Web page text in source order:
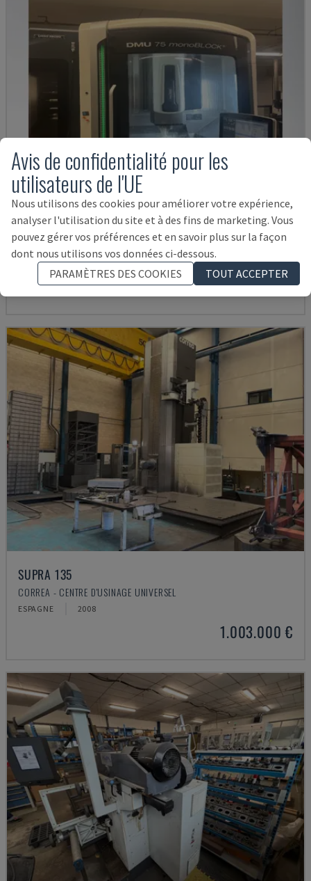
DMU 75 MONOBLOCK
DMG MORI - CENTRE D'USINAGE UNIVERSEL
ALLEMAGNE 2017 3.243 HRS
236.000 €
SUPRA 135
CORREA - CENTRE D'USINAGE UNIVERSEL
ESPAGNE 2008
1.003.000 €
Avis de confidentialité pour les
utilisateurs de l'UE
Nous utilisons des cookies pour améliorer votre expérience,
analyser l'utilisation du site et à des fins de marketing. Vous
pouvez gérer vos préférences et en savoir plus sur la façon
dont nous utilisons vos données ci-dessous.
PARAMÈTRES DES COOKIES
TOUT ACCEPTER